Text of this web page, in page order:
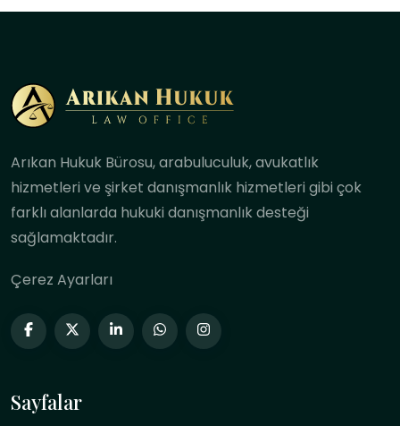
Arıkan Hukuk Bürosu, arabuluculuk, avukatlık
hizmetleri ve şirket danışmanlık hizmetleri gibi çok
farklı alanlarda hukuki danışmanlık desteği
sağlamaktadır.
Çerez Ayarları
Sayfalar